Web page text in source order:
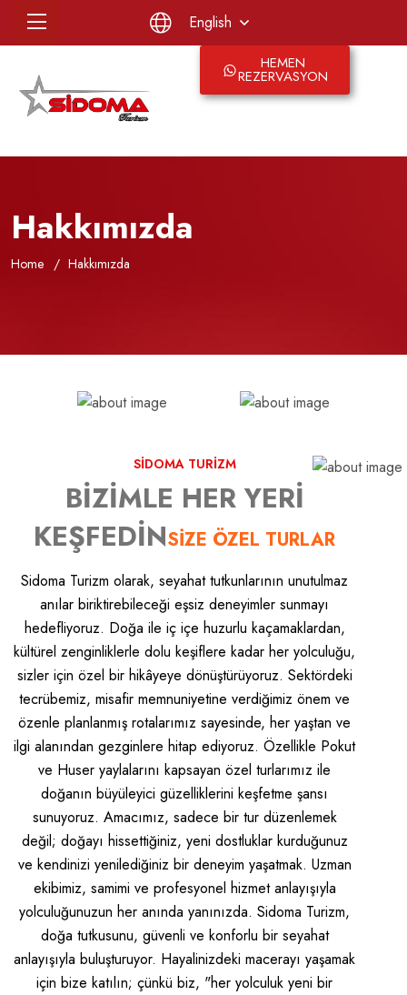
English
HEMEN
REZERVASYON
Hakkımızda
Home Hakkımızda
SİDOMA TURİZM
BİZİMLE HER YERİ
KEŞFEDİNSİZE ÖZEL TURLAR
Sidoma Turizm olarak, seyahat tutkunlarının unutulmaz
anılar biriktirebileceği eşsiz deneyimler sunmayı
hedefliyoruz. Doğa ile iç içe huzurlu kaçamaklardan,
kültürel zenginliklerle dolu keşiflere kadar her yolculuğu,
sizler için özel bir hikâyeye dönüştürüyoruz. Sektördeki
tecrübemiz, misafir memnuniyetine verdiğimiz önem ve
özenle planlanmış rotalarımız sayesinde, her yaştan ve
ilgi alanından gezginlere hitap ediyoruz. Özellikle Pokut
ve Huser yaylalarını kapsayan özel turlarımız ile
doğanın büyüleyici güzelliklerini keşfetme şansı
sunuyoruz. Amacımız, sadece bir tur düzenlemek
değil; doğayı hissettiğiniz, yeni dostluklar kurduğunuz
ve kendinizi yenilediğiniz bir deneyim yaşatmak. Uzman
ekibimiz, samimi ve profesyonel hizmet anlayışıyla
yolculuğunuzun her anında yanınızda. Sidoma Turizm,
doğa tutkusunu, güvenli ve konforlu bir seyahat
anlayışıyla buluşturuyor. Hayalinizdeki macerayı yaşamak
için bize katılın; çünkü biz, "her yolculuk yeni bir